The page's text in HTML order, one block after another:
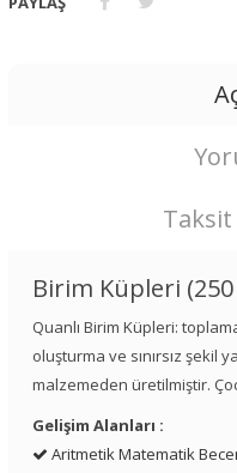
Taksit
Birim Küpleri (250
Quanlı Birim Küpleri:
oluşturma ve sınırsız şekil
malzemeden üretilmiştir.
Gelişim Alanları :
Aritmetik Matematik